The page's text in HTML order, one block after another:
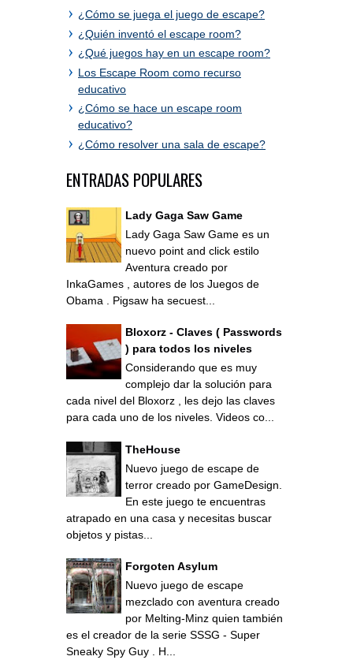
¿Cómo se juega el juego de escape?
¿Quién inventó el escape room?
¿Qué juegos hay en un escape room?
Los Escape Room como recurso
educativo
¿Cómo se hace un escape room
educativo?
¿Cómo resolver una sala de escape?
ENTRADAS POPULARES
Lady Gaga Saw Game
Lady Gaga Saw Game es un
nuevo point and click estilo
Aventura creado por
InkaGames , autores de los Juegos de
Obama . Pigsaw ha secuest...
Bloxorz - Claves ( Passwords
) para todos los niveles
Considerando que es muy
complejo dar la solución para
cada nivel del Bloxorz , les dejo las claves
para cada uno de los niveles. Videos co...
TheHouse
Nuevo juego de escape de
terror creado por GameDesign.
En este juego te encuentras
atrapado en una casa y necesitas buscar
objetos y pistas...
Forgoten Asylum
Nuevo juego de escape
mezclado con aventura creado
por Melting-Minz quien también
es el creador de la serie SSSG - Super
Sneaky Spy Guy . H...